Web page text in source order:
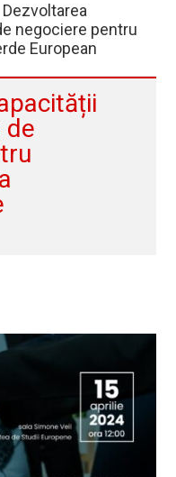
Dezvoltarea
negociere pentru
European
de